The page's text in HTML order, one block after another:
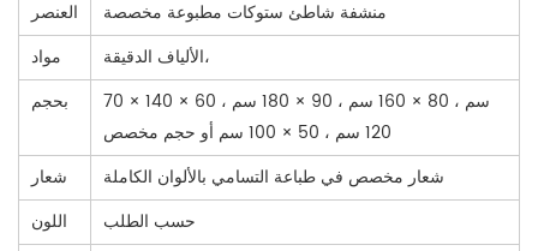
العنصر
منشفة شاطئ ستوكات مطبوعة مخصصة
مواد
الألياف الدقيقة،
بحجم
70 × 140 سم ، 80 × 160 سم ، 90 × 180 سم ، 60 ×
120 سم ، 50 × 100 سم أو حجم مخصص
شعار
شعار مخصص في طباعة التسامي بالألوان الكاملة
اللون
حسب الطلب